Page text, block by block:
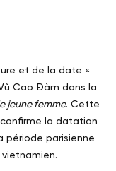
et de la date «
Cao Đàm dans la
jeune femme. Cette
la datation
période parisienne